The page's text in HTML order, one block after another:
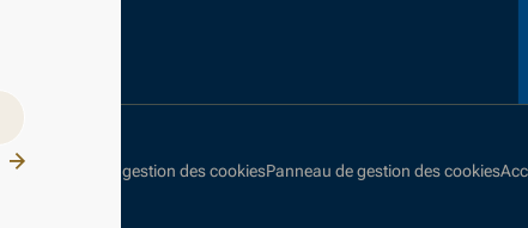
Politique de gestion des cookiesPanneau de gestion des cookies